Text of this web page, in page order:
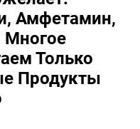
Амфетамин,
Только
Продукты